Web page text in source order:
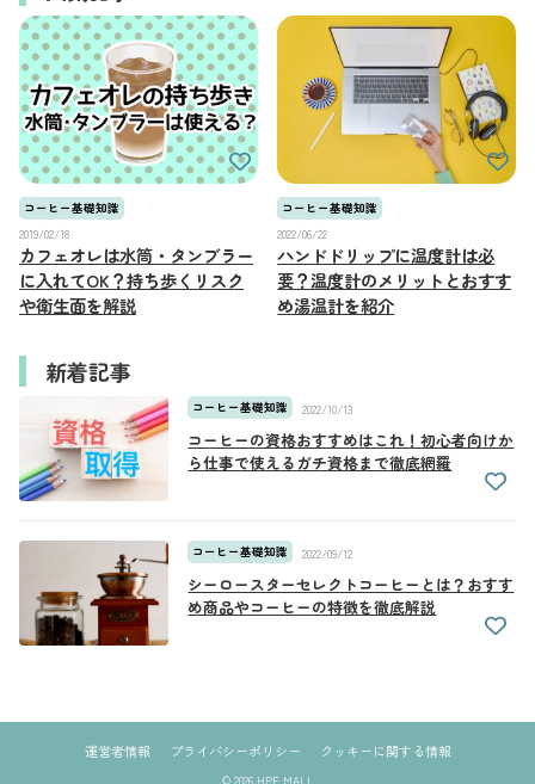
コーヒー基礎知識
2019/02/18
カフェオレは水筒・タンブラー
に入れてOK？持ち歩くリスク
や衛生面を解説
コーヒー基礎知識
2022/06/22
ハンドドリップに温度計は必
要？温度計のメリットとおすす
め湯温計を紹介
新着記事
コーヒー基礎知識 2022/10/13
コーヒーの資格おすすめはこれ！初心者向けか
ら仕事で使えるガチ資格まで徹底網羅
コーヒー基礎知識 2022/09/12
シーロースターセレクトコーヒーとは？おすす
め商品やコーヒーの特徴を徹底解説
運営者情報 プライバシーポリシー クッキーに関する情報
© 2026 HPF MALL